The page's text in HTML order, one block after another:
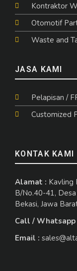
Kontraktor
Otomotif
Waste and
JASA KAMI
Pelapisan /
Customized
KONTAK KAMI
Alamat : Kavling
B/No.40-41,
Bekasi, Jawa
Call / Whatsapp
Email :